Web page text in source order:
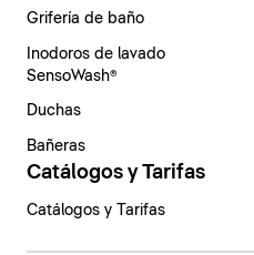
Grifería de baño
Inodoros de lavado
SensoWash®
Duchas
Bañeras
Catálogos y Tarifas
Catálogos y Tarifas